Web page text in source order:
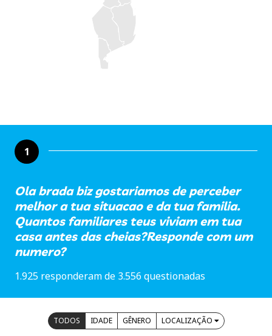
1
Ola brada biz gostariamos de perceber
melhor a tua situacao e da tua familia.
Quantos familiares teus viviam em tua
casa antes das cheias?Responde com um
numero?
1.925 responderam de 3.556 questionadas
TODOS IDADE GÊNERO LOCALIZAÇÃO